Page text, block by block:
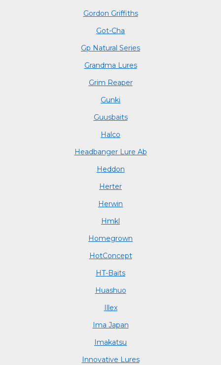
Gordon Griffiths
Got-Cha
Gp Natural Series
Grandma Lures
Grim Reaper
Gunki
Guusbaits
Halco
Headbanger Lure Ab
Heddon
Herter
Herwin
Hmkl
Homegrown
HotConcept
HT-Baits
Huashuo
Illex
Ima Japan
Imakatsu
Innovative Lures